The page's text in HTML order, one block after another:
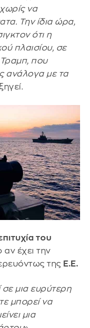
να
Την ίδια ώρα,
ότι η
πλαισίου, σε
Τραμπ, που
ανάλογα με τα
του
έχει την
της Ε.Ε.
μια ευρύτερη
μπορεί να
μια